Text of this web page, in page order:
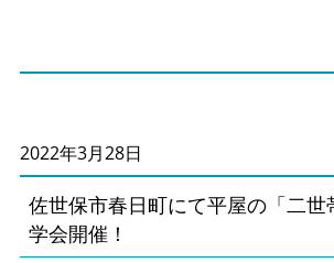
2022年3月28日
佐世保市春日町にて平屋の「二世
学会開催！